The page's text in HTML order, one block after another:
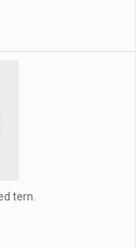
tern.